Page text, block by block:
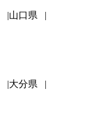
山口県
大分県